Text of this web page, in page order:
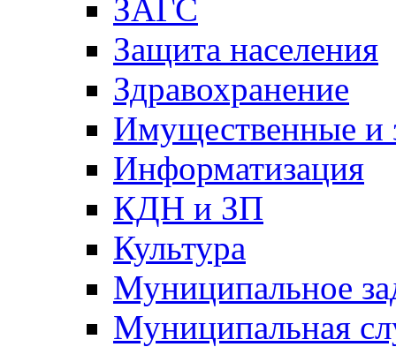
ЗАГС
Защита населения
Здравохранение
Имущественные и
Информатизация
КДН и ЗП
Культура
Муниципальное
Муниципальная